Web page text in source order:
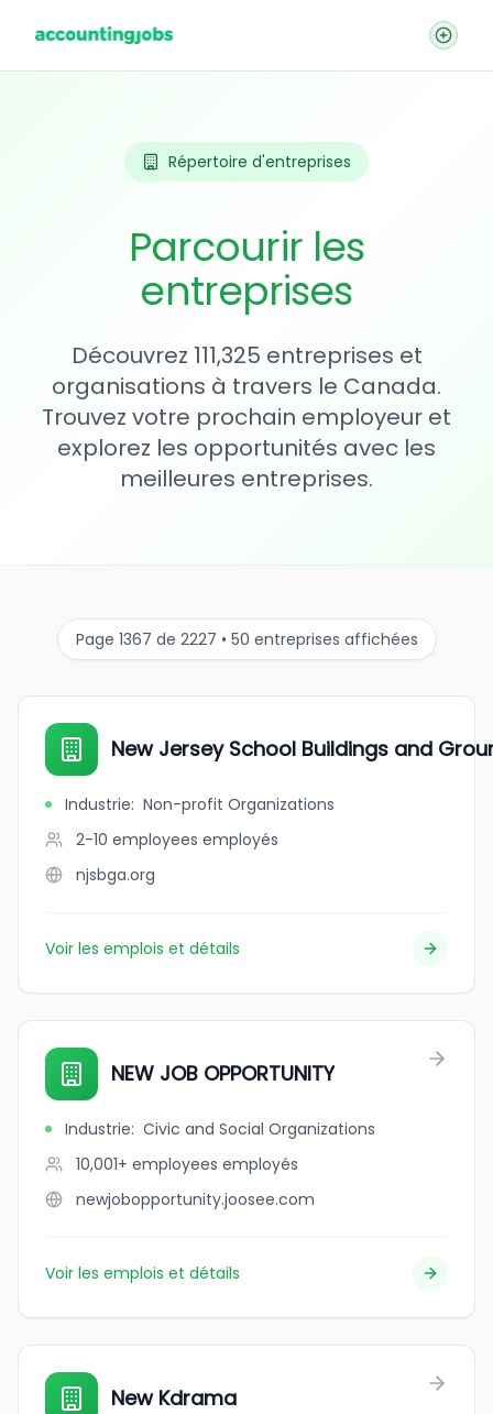
Répertoire d'entreprises
Parcourir les
entreprises
Découvrez 111,325 entreprises et
organisations à travers le Canada.
Trouvez votre prochain employeur et
explorez les opportunités avec les
meilleures entreprises.
Page 1367 de 2227 • 50 entreprises affichées
New Jersey School Buildings and
Industrie: Non-profit Organizations
2-10 employees employés
njsbga.org
Voir les emplois et détails
NEW JOB OPPORTUNITY
Industrie: Civic and Social Organizations
10,001+ employees employés
newjobopportunity.joosee.com
Voir les emplois et détails
New Kdrama